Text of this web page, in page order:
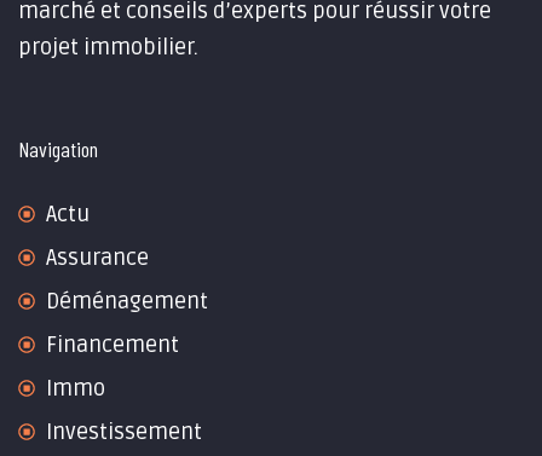
marché et conseils d’experts pour réussir votre
projet immobilier.
Navigation
Actu
Assurance
Déménagement
Financement
Immo
Investissement